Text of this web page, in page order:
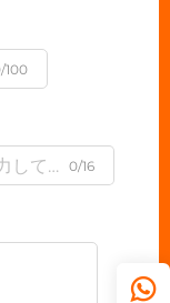
100
0/16